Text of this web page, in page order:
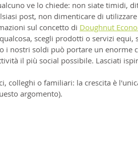
ve lo chiede: non siate timidi,
post, non dimenticare di utilizzare
sul concetto di Doughnut
scegli prodotti o servizi equi,
i nostri soldi può portare un enorme
il più social possibile. Lasciati
colleghi o familiari: la crescita è
argomento).